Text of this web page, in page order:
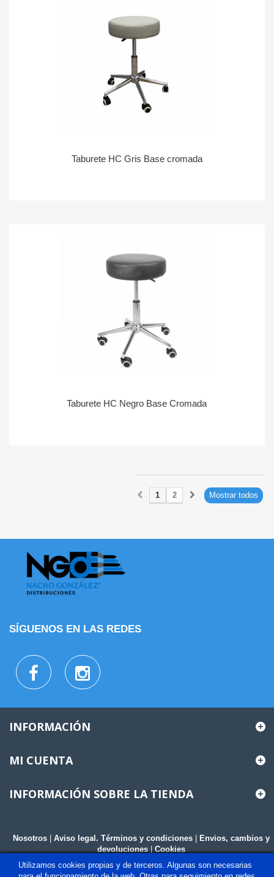
Utilizamos cookies propias y de terceros. Algunas son necesarias
Taburete HC Gris Base cromada
Taburete HC Negro Base Cromada
Mostrar todos
1 2
SÍGUENOS EN LAS REDES
INFORMACIÓN
MI CUENTA
INFORMACIÓN SOBRE LA TIENDA
Nosotros Aviso legal. Términos y condiciones
Envios, cambios y
devoluciones |Cookies